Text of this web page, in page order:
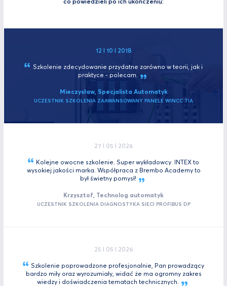
12 I 10 I 2018
Szkolenie zdecydowanie przydatne zarówno w teorii, jak i
praktyce - polecam.
Mieczysław, Specjalista Automatyk
UCZESTNIK SZKOLENIA ZAAWANSOWANY PANELE WINCC TIA
27 I 05 I 2026
Kolejne owocne szkolenie. Super wykładowcy. INTEX to
wysokiej jakości marka. Współpraca z Brembo Academy to
był świetny pomysł!
Krzysztof, Technolog automatyk
UCZESTNIK SZKOLENIA DIAGNOSTYKA SIECI PROFIBUS DP
25 I 05 I 2026
Szkolenie poprowadzone profesjonalnie, Pan prowadzący
bardzo miły oraz wyrozumiały, widać że ma ogromny zakres
wiedzy i doświadczenia tematachtechnicznych.